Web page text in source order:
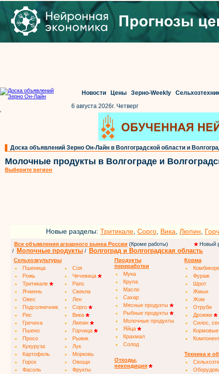
Новости Цены Зерно-Weekly
6 августа 2026г. Четверг
'
Доска объявлений Зерно Он-Лайн в Волгоградской области и
Молочные продукты в Волгограде и
Выберите регион
Новые разделы: Тритикале Сорго Вика Люпин
Все объявления аграрного рынка России (Кроме работы)
Новый
/
Молочные продукты / Волгоград и Волгоградская область
Сельхозкультуры
Пшеница
Соя
Рожь
Чечевица
Тритикале
Рапс
Ячмень
Свекла
Овес
Лен
Подсолнечник
Сорго
Рис
Вика
Гречиха
Люпин
Пшено
Горчица
Просо
Рыжик
Кукуруза
Лук
Картофель
Морковь
Горох
Овощи
Фасоль
Фрукты
Продукты
переработки
Мука
Крупа
Масло
Сахар
Мясные продукты
Рыбные продукты
Молочные продукты
Яйца
Крахмал
Солод
Отходы,
некондиция
Корма
Фураж
Шрот
Жмых
Жом
Отруби
Дрожжи
Силос,
Техника и